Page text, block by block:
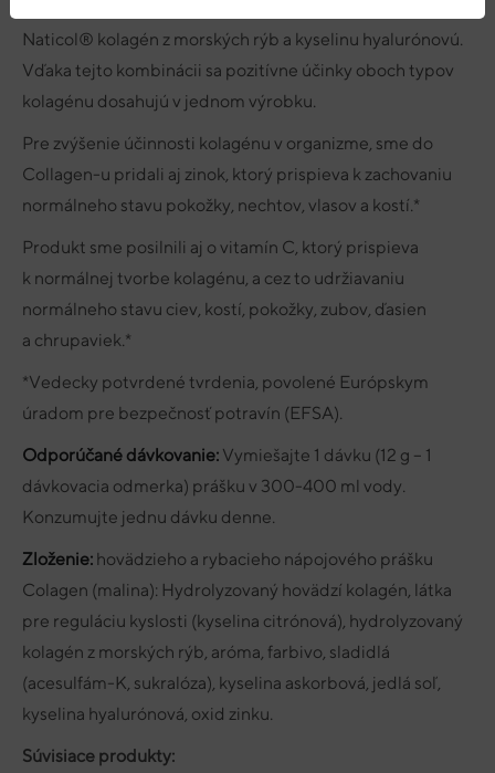
Naticol® kolagén z morských rýb a kyselinu hyalurónovú.
Vďaka tejto kombinácii sa pozitívne účinky oboch typov
kolagénu dosahujú v jednom výrobku.
Pre zvýšenie účinnosti kolagénu v organizme, sme do
Collagen-u pridali aj zinok, ktorý prispieva k zachovaniu
normálneho stavu pokožky, nechtov, vlasov a kostí.*
Produkt sme posilnili aj o vitamín C, ktorý prispieva
k normálnej tvorbe kolagénu, a cez to udržiavaniu
normálneho stavu ciev, kostí, pokožky, zubov, ďasien
a chrupaviek.*
*Vedecky potvrdené tvrdenia, povolené Európskym
úradom pre bezpečnosť potravín (EFSA).
Odporúčané dávkovanie: Vymiešajte 1 dávku (12 g – 1
dávkovacia odmerka) prášku v 300-400 ml vody.
Konzumujte jednu dávku denne.
Zloženie: hovädzieho a rybacieho nápojového prášku
Colagen (malina): Hydrolyzovaný hovädzí kolagén, látka
pre reguláciu kyslosti (kyselina citrónová), hydrolyzovaný
kolagén z morských rýb, aróma, farbivo, sladidlá
(acesulfám-K, sukralóza), kyselina askorbová, jedlá soľ,
kyselina hyalurónová, oxid zinku.
Súvisiace produkty: